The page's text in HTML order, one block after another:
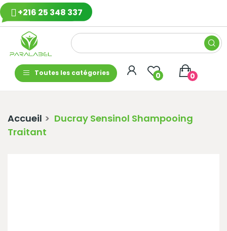
+216 25 348 337
Toutes les catégories 0 0
Accueil
Ducray Sensinol Shampooing
Traitant